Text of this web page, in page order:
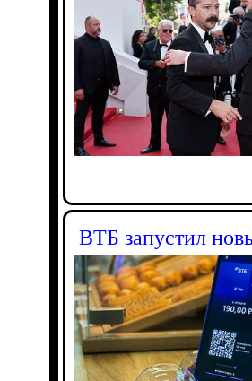
ВТБ запустил